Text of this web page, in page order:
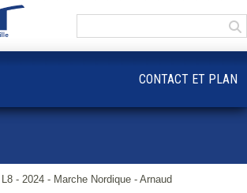
L8 - 2024 - Marche Nordique - Arnaud
CONTACT ET PLAN
des cookies